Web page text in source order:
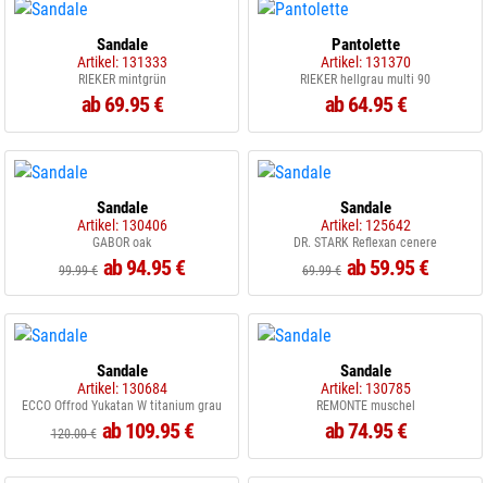
Sandale
Artikel: 131333
RIEKER mintgrün
ab 69.95 €
Pantolette
Artikel: 131370
RIEKER hellgrau multi 90
ab 64.95 €
Sandale
Artikel: 130406
GABOR oak
99.99 € ab 94.95 €
Sandale
Artikel: 125642
DR. STARK Reflexan cenere
69.99 € ab 59.95 €
Sandale
Artikel: 130684
ECCO Offrod Yukatan W titanium grau
120.00 € ab 109.95 €
Sandale
Artikel: 130785
REMONTE muschel
ab 74.95 €